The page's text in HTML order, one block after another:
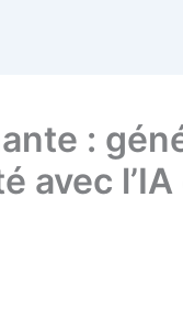
:
avec